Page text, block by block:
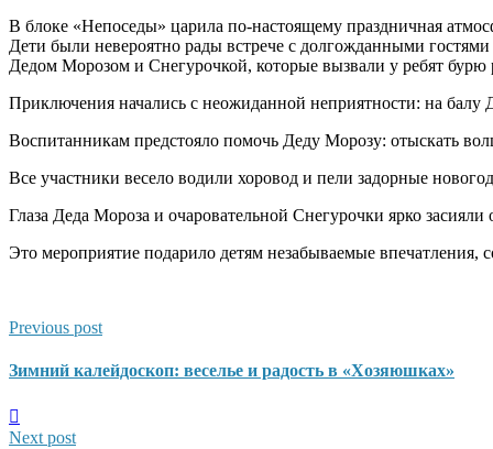
В блоке «Непоседы» царила по‑настоящему праздничная
Дети были невероятно рады встрече с долгожданными
Дедом Морозом и Снегурочкой, которые вызвали у ребят бурю
Приключения начались с неожиданной неприятности: на балу
Воспитанникам предстояло помочь Деду Морозу: отыскать
Все участники весело водили хоровод и пели задорные
Глаза Деда Мороза и очаровательной Снегурочки ярко
Это мероприятие подарило детям незабываемые впечатления,
Previous post
Зимний калейдоскоп: веселье и радость в «Хозяюшках»
Next post